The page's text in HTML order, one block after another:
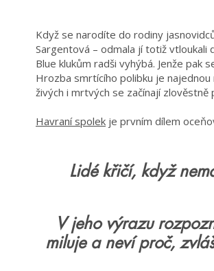
Když se narodíte do rodiny
Sargentová – odmala jí totiž vtloukali
Blue klukům radši vyhýbá. Jenže
Hrozba smrtícího polibku je
živých i mrtvých se začínají zlověstně
Havraní spolek je prvním dílem
Lidé křičí, když
V jeho výrazu
miluje a neví proč,